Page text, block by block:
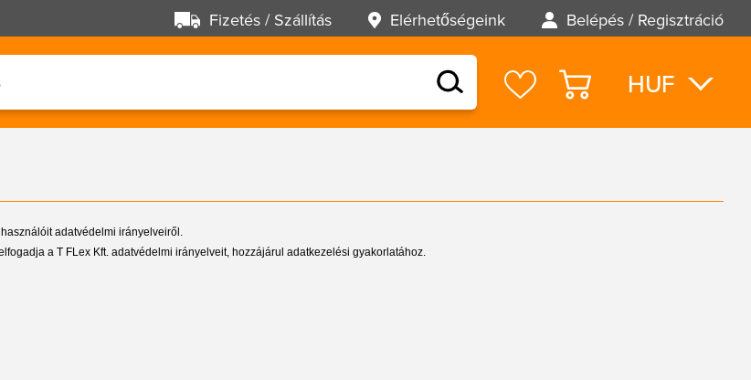
Fizetés / Szállítás Elérhetőségeink Belépés / Regisztráció
HUF
adatvédelmi irányelveiről.
a T FLex Kft. adatvédelmi irányelveit, hozzájárul adatkezelési gyakorlatához.